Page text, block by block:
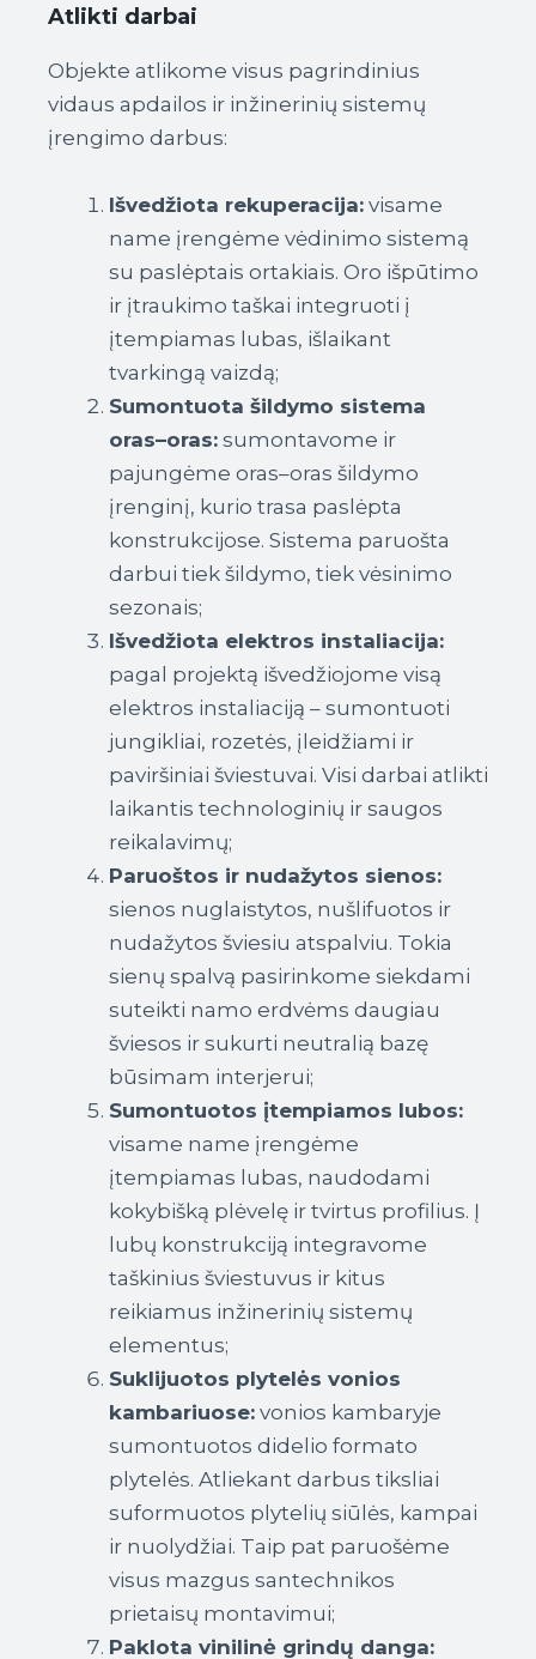
Atlikti darbai
Objekte atlikome visus pagrindinius
vidaus apdailos ir inžinerinių sistemų
įrengimo darbus:
Išvedžiota rekuperacija: visame
name įrengėme vėdinimo sistemą
su paslėptais ortakiais. Oro išpūtimo
ir įtraukimo taškai integruoti į
įtempiamas lubas, išlaikant
tvarkingą vaizdą;
Sumontuota šildymo sistema
oras–oras: sumontavome ir
pajungėme oras–oras šildymo
įrenginį, kurio trasa paslėpta
konstrukcijose. Sistema paruošta
darbui tiek šildymo, tiek vėsinimo
sezonais;
Išvedžiota elektros instaliacija:
pagal projektą išvedžiojome visą
elektros instaliaciją – sumontuoti
jungikliai, rozetės, įleidžiami ir
paviršiniai šviestuvai. Visi darbai atlikti
laikantis technologinių ir saugos
reikalavimų;
Paruoštos ir nudažytos sienos:
sienos nuglaistytos, nušlifuotos ir
nudažytos šviesiu atspalviu. Tokia
sienų spalvą pasirinkome siekdami
suteikti namo erdvėms daugiau
šviesos ir sukurti neutralią bazę
būsimam interjerui;
Sumontuotos įtempiamos lubos:
visame name įrengėme
įtempiamas lubas, naudodami
kokybišką plėvelę ir tvirtus profilius. Į
lubų konstrukciją integravome
taškinius šviestuvus ir kitus
reikiamus inžinerinių sistemų
elementus;
Suklijuotos plytelės vonios
kambariuose: vonios kambaryje
sumontuotos didelio formato
plytelės. Atliekant darbus tiksliai
suformuotos plytelių siūlės, kampai
ir nuolydžiai. Taip pat paruošėme
visus mazgus santechnikos
prietaisų montavimui;
Paklota vinilinė grindų danga: